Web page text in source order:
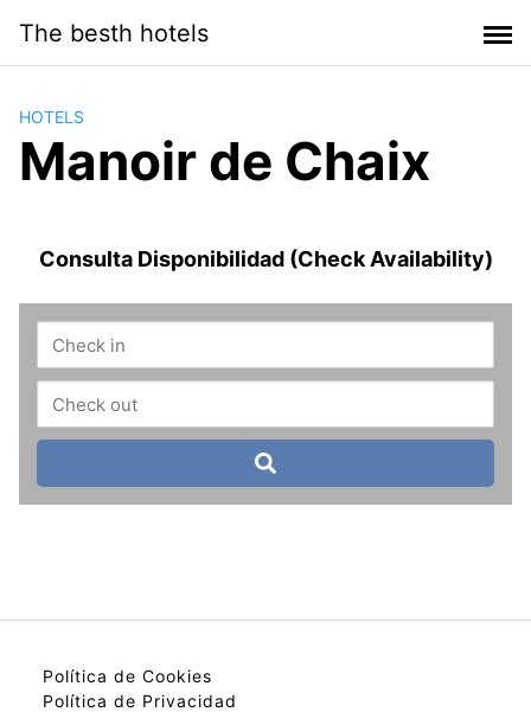
contenido
The besth hotels
HOTELS
Manoir de Chaix
Consulta Disponibilidad (Check Availability)
Política de Cookies
Política de Privacidad